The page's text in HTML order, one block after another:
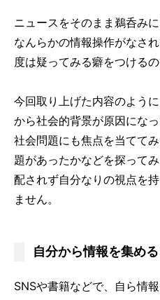
ニュースをそのまま鵜呑み
なんらかの情報操作がなさ
度は疑ってみる癖をつけるの
今回取り上げた内容のよう
から社会的背景が原因にな
社会問題にも焦点を当てて
題があったかなどを探って
配されず自分なりの視点を
ません。
自分から情報を集める
SNSや書籍などで、自ら情